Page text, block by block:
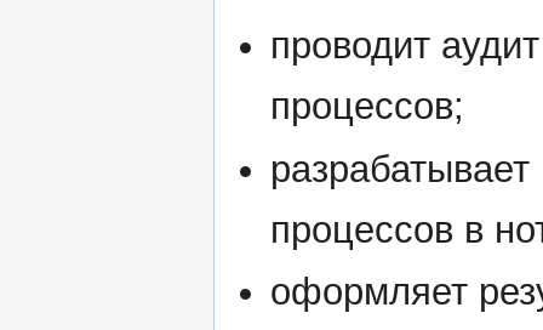
проводит
процессов;
процессов в
оформляет